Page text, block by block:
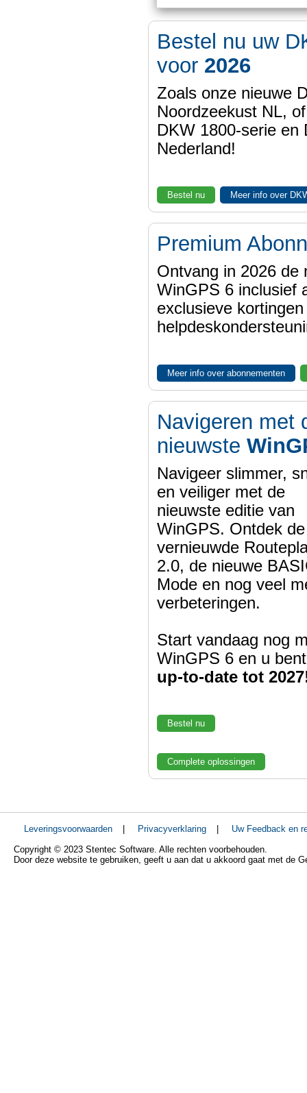
Bestel nu uw
voor 2026
Zoals onze nieuwe
Noordzeekust NL,
DKW 1800-serie en
Nederland!
Bestel nu Meer info over
Premium
Ontvang in 2026 de
WinGPS 6 inclusief
exclusieve
Meer info over abonnementen
Navigeren met
nieuwste
Navigeer slimmer,
en veiliger met de
nieuwste editie van
WinGPS. Ontdek de
vernieuwde
2.0, de nieuwe
Mode en nog veel
verbeteringen.
Start vandaag nog
WinGPS 6 en u bent
up-to-date tot
Bestel nu
Complete oplossingen
Leveringsvoorwaarden | Privacyverklaring |
Uw Feedback en
Copyright © 2023 Stentec Software. Alle rechten voorbehouden.
Door deze website te gebruiken, geeft u aan dat u akkoord gaat met de